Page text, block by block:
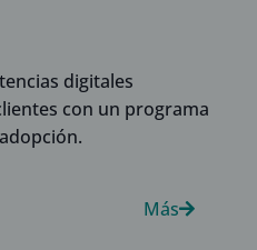
digitales
con un programa
Más